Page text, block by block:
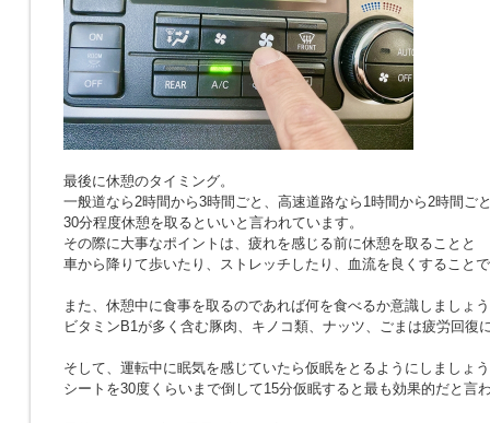
最後に休憩のタイミング。
一般道なら2時間から3時間ごと、高速道路なら1時間から2時間ご
30分程度休憩を取るといいと言われています。
その際に大事なポイントは、疲れを感じる前に休憩を取ることと
車から降りて歩いたり、ストレッチしたり、血流を良くすること
また、休憩中に食事を取るのであれば何を食べるか意識しましょ
ビタミンB1が多く含む豚肉、キノコ類、ナッツ、ごまは疲労回復
そして、運転中に眠気を感じていたら仮眠をとるようにしましょ
シートを30度くらいまで倒して15分仮眠すると最も効果的だと言